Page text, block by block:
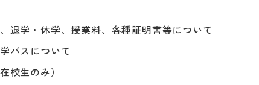
退学・休学、授業料、各種証明書等について
バスについて
校生のみ）